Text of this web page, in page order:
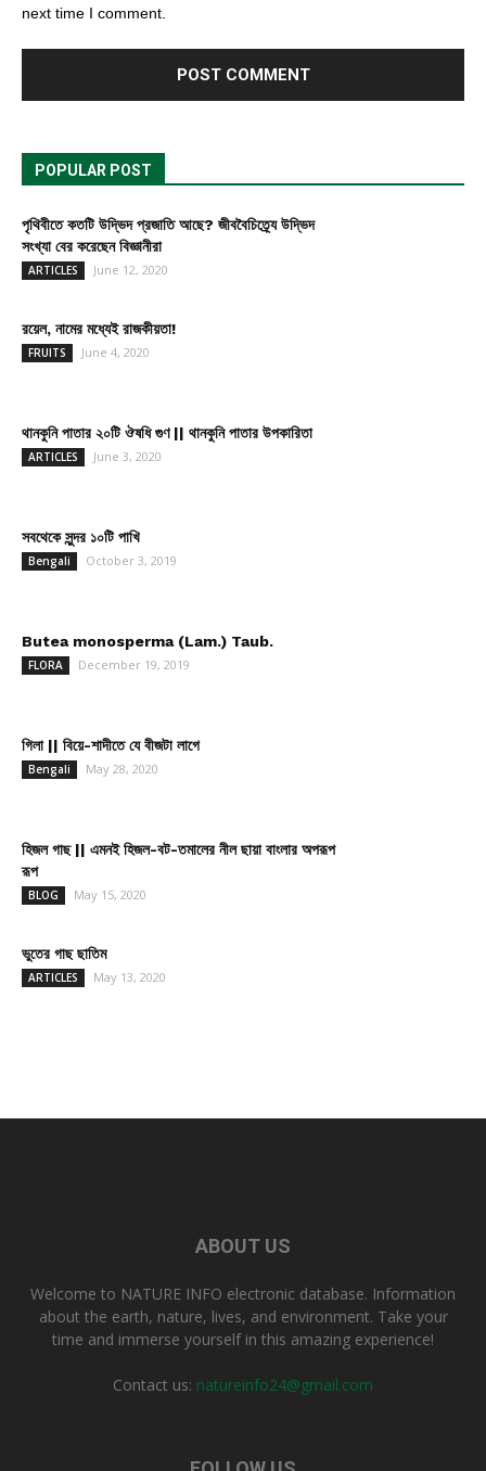
next time I comment.
POPULAR POST
পৃথিবীতে কতটি উদ্ভিদ প্রজাতি আছে? জীববৈচিত্র্যে উদ্ভিদ
সংখ্যা বের করেছেন বিজ্ঞানীরা
ARTICLES June 12, 2020
রয়েল, নামের মধ্যেই রাজকীয়তা!
FRUITS June 4, 2020
থানকুনি পাতার ২০টি ঔষধি গুণ || থানকুনি পাতার উপকারিতা
ARTICLES June 3, 2020
সবথেকে সুন্দর ১০টি পাখি
Bengali October 3, 2019
Butea monosperma (Lam.) Taub.
FLORA December 19, 2019
গিলা || বিয়ে-শাদীতে যে বীজটা লাগে
Bengali May 28, 2020
হিজল গাছ || এমনই হিজল-বট-তমালের নীল ছায়া বাংলার অপরূপ
রূপ
BLOG May 15, 2020
ভুতের গাছ ছাতিম
ARTICLES May 13, 2020
ABOUT US
Welcome to NATURE INFO electronic database. Information
about the earth, nature, lives, and environment. Take your
time and immerse yourself in this amazing experience!
Contact us: natureinfo24@gmail.com